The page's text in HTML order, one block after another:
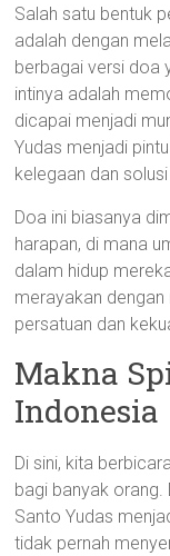
Salah satu bentuk
adalah dengan
berbagai versi doa
intinya adalah
dicapai menjadi
Yudas menjadi
kelegaan dan
Doa ini biasanya
harapan, di mana
dalam hidup
merayakan
persatuan dan
Makna
Indonesia
Di sini, kita
bagi banyak orang.
Santo Yudas
tidak pernah